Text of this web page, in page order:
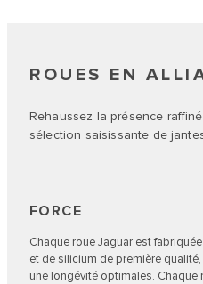
ROUES EN
Rehaussez la présence
sélection saisissante de
FORCE
Chaque roue Jaguar est
et de silicium de première
une longévité optimales. Chaque